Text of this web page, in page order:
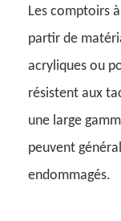
Les comptoirs
partir de
acryliques ou
résistent aux
une large
peuvent
endommagés.